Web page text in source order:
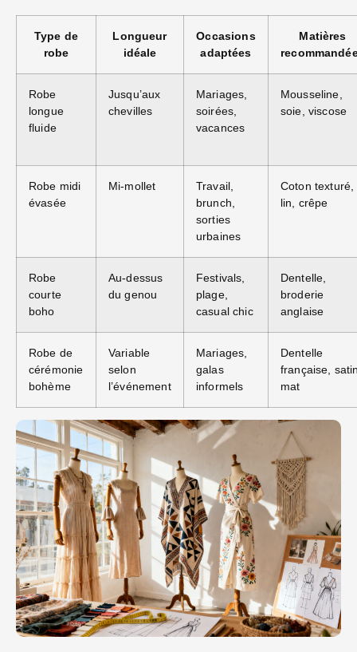
Type de
robe
Longueur
idéale
Occasions
adaptées
Matières
Robe
longue
fluide
Jusqu’aux
chevilles
Mariages,
soirées,
vacances
Mousseline,
soie, viscose
Robe midi
évasée
Mi-mollet
Travail,
brunch,
sorties
urbaines
Coton texturé,
lin, crêpe
Robe
courte
boho
Au-dessus
du genou
Festivals,
plage,
casual chic
Dentelle,
broderie
anglaise
Robe de
cérémonie
bohème
Variable
selon
l’événement
Mariages,
galas
informels
Dentelle
française,
mat